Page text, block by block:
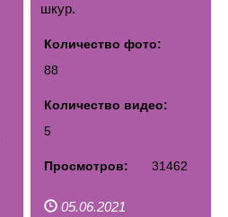
шкур.
Количество фото:
88
Количество видео:
5
Просмотров: 31462
05.06.2021